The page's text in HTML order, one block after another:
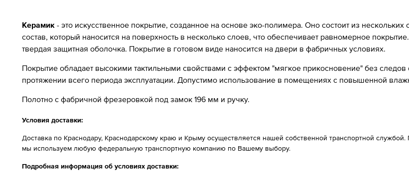
Керамик - это искусственное покрытие, созданное на основе эко-полимера. Оно состоит из
состав, который наносится на поверхность в несколько слоев, что обеспечивает равномерное
твердая защитная оболочка. Покрытие в готовом виде наносится на двери в фабричных условиях.
Покрытие обладает высокими тактильными свойствами с эффектом "мягкое прикосновение" без следов
протяжении всего периода эксплуатации. Допустимо использование в помещениях с повышенной
Полотно с фабричной фрезеровкой под замок 196 мм и ручку.
Условия доставки:
Доставка по Краснодару, Краснодарскому краю и Крыму осуществляется нашей собственной транспортной
мы используем любую федеральную транспортную компанию по Вашему выбору.
Подробная информация об условиях доставки: